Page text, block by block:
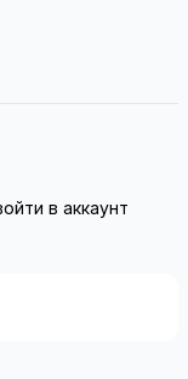
в аккаунт